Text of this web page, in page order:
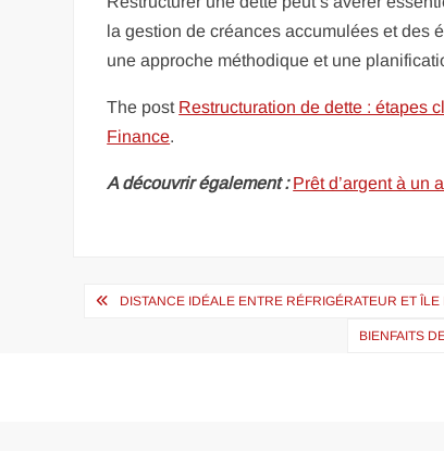
la gestion de créances accumulées et des
une approche méthodique et une
The post Restructuration de dette : étapes
Finance.
A découvrir également : Prêt d’argent à un
Navigation
DISTANCE IDÉALE ENTRE RÉFRIGÉRATEUR ET
BIENFAITS